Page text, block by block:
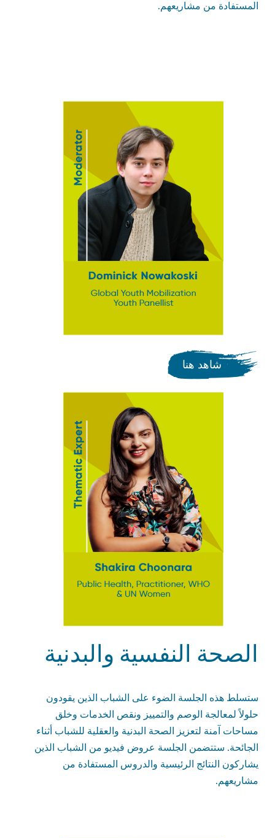
المستفادة من مشاريعهم.
شاهد هنا
الصحة النفسية والبدنية
ستسلط هذه الجلسة الضوء على الشباب الذين يقودون
حلولاً لمعالجة الوصم والتمييز ونقص الخدمات وخلق
مساحات آمنة لتعزيز الصحة البدنية والعقلية للشباب أثناء
الجائحة. ستتضمن الجلسة عروض فيديو من الشباب الذين
يشاركون النتائج الرئيسية والدروس المستفادة من
مشاريعهم.